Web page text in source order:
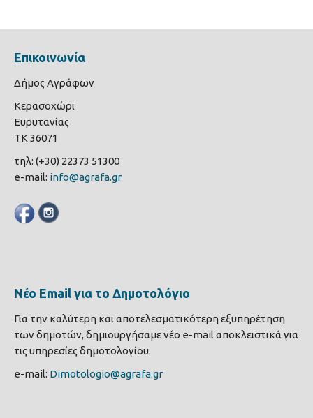
Επικοινωνία
Δήμος Αγράφων
Κερασοχώρι
Ευρυτανίας
ΤΚ 36071
τηλ: (+30) 22373 51300
e-mail: info@agrafa.gr
Νέο Email για το Δημοτολόγιο
Για την καλύτερη και αποτελεσματικότερη εξυπηρέτηση
των δημοτών, δημιουργήσαμε νέο e-mail αποκλειστικά για
τις υπηρεσίες δημοτολογίου.
e-mail: Dimotologio@agrafa.gr